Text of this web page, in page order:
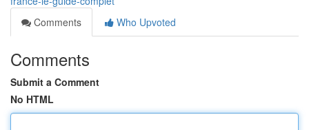
Comments
Who Upvoted
Comments
Submit a Comment
No HTML